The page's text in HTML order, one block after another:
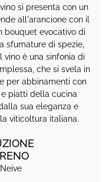
si presenta con un
all'arancione con il
bouquet evocativo di
sfumature di spezie,
vino è una sinfonia di
che si svela in
per abbinamenti con
piatti della cucina
sua eleganza e
viticoltura italiana.